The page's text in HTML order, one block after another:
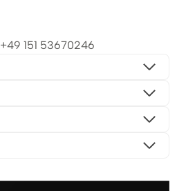
+49 151 53670246